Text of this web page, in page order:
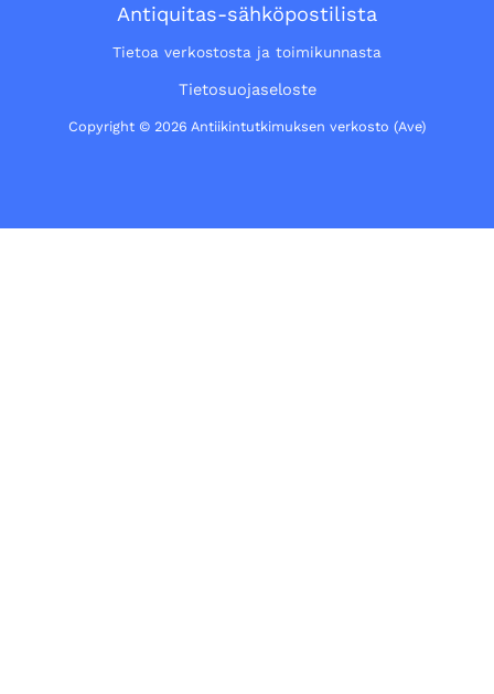
Antiquitas-sähköpostilista
Tietoa verkostosta ja toimikunnasta
Tietosuojaseloste
Copyright © 2026 Antiikintutkimuksen verkosto (Ave)